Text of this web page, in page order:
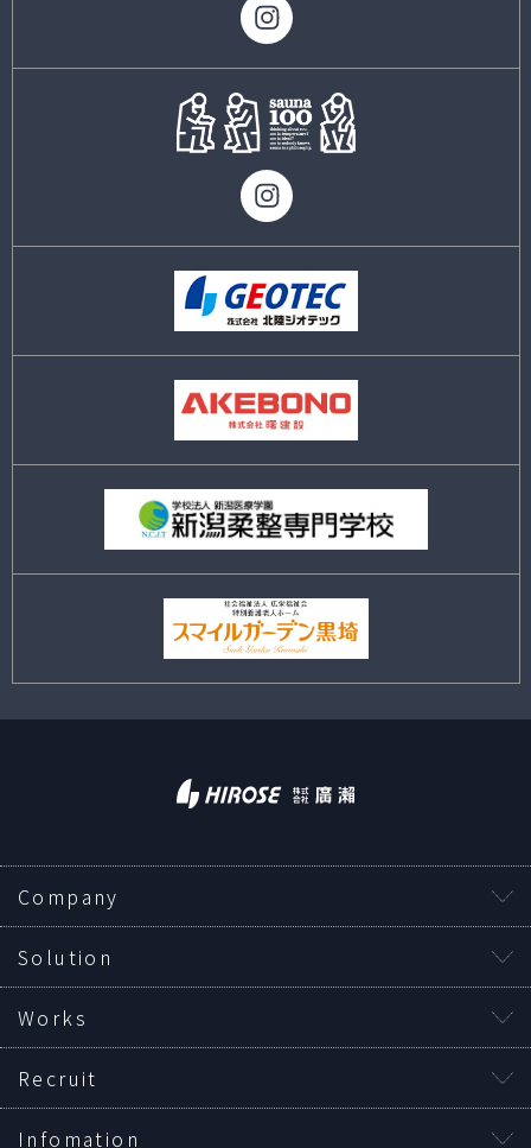
Company
Solution
Works
Recruit
Infomation